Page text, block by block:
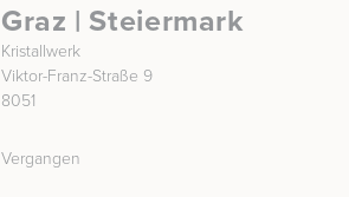
Graz | Steiermark
Kristallwerk
Viktor-Franz-Straße 9
8051
Vergangen